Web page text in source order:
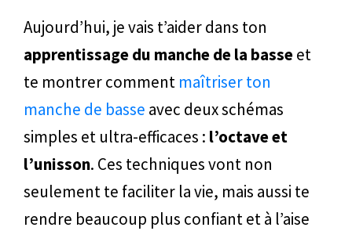
Aujourd’hui, je vais t’aider dans ton
apprentissage du manche de la basseet
te montrer comment maîtriser ton
manche de basse avec deux schémas
simples et ultra-efficaces : l’octave et
l’unisson. Ces techniques vont non
seulement te faciliter la vie, mais aussi te
rendre beaucoup plus confiant et à l’aise